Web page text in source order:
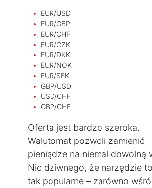
EUR/USD
EUR/GBP
EUR/CHF
EUR/CZK
EUR/DKK
EUR/NOK
EUR/SEK
GBP/USD
USD/CHF
GBP/CHF
Oferta jest bardzo szeroka.
Walutomat pozwoli zamienić
pieniądze na niemal dowolną
Nic dziwnego, że narzędzie
tak popularne – zarówno